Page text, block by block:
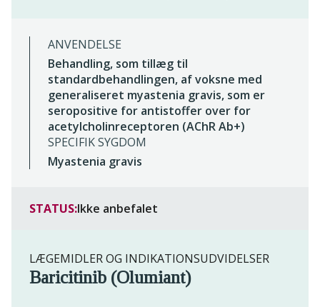
ANVENDELSE
Behandling, som tillæg til
standardbehandlingen, af voksne med
generaliseret myastenia gravis, som er
seropositive for antistoffer over for
acetylcholinreceptoren (AChR Ab+)
SPECIFIK SYGDOM
Myastenia gravis
STATUS:Ikke anbefalet
LÆGEMIDLER OG INDIKATIONSUDVIDELSER
Baricitinib (Olumiant)